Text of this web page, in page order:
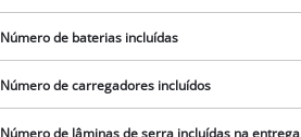
Número de baterias incluídas
Número de carregadores incluídos
Número de lâminas de serra incluídas na entrega